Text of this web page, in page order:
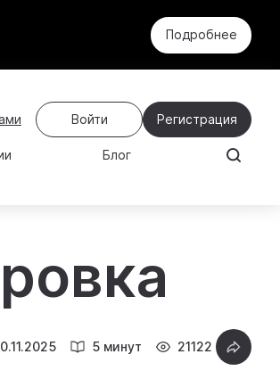
Подробнее
Войти Регистрация
Блог
5 минут 21122